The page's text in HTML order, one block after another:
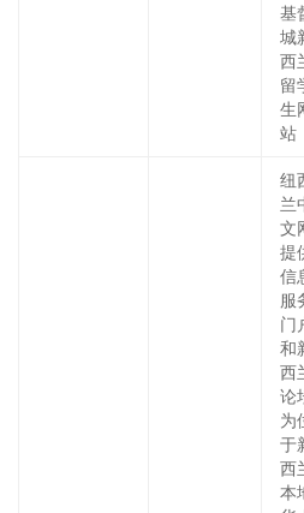
基
城
西
留
生
站
纽
兰
文
提
信
服
门
和
西
论
为
于
西
本